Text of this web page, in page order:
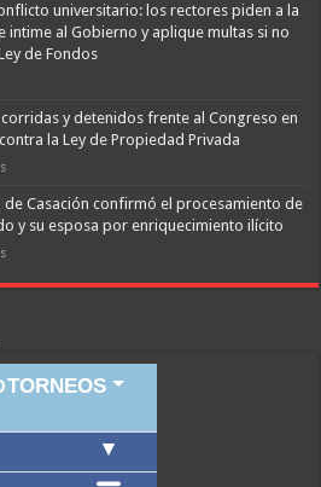
universitario: los rectores piden a la
intime al Gobierno y aplique multas si no
de Fondos
y detenidos frente al Congreso en
la Ley de Propiedad Privada
de Casación confirmó el procesamiento de
y su esposa por enriquecimiento ilícito